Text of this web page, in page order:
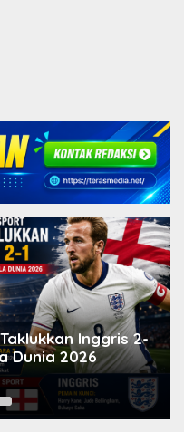
Inggris 2-
Dunia 2026